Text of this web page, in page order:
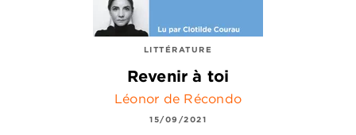
LITTÉRATURE
Revenir à toi
Léonor de Récondo
15/09/2021